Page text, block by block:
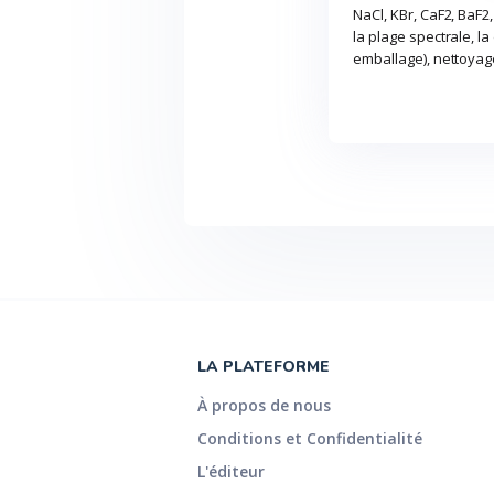
NaCl, KBr, CaF2,
la plage spectrale,
emballage),
LA PLATEFORME
À propos de nous
Conditions et Confidentialité
L'éditeur